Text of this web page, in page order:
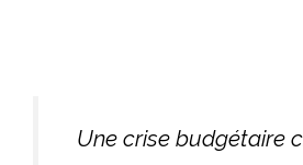
Une crise budgétaire